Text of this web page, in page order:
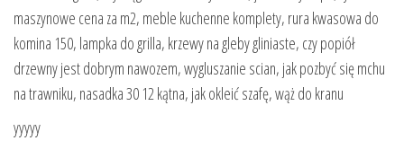
maszynowe cena za m2, meble kuchenne komplety, rura kwasowa do
komina 150, lampka do grilla, krzewy na gleby gliniaste, czy popiół
drzewny jest dobrym nawozem, wygluszanie scian, jak pozbyć się mchu
na trawniku, nasadka 30 12 kątna, jak okleić szafę, wąż do kranu
yyyyy